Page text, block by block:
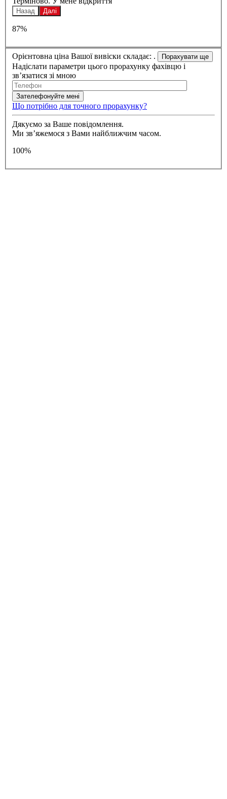
Назад Далі
87%
Орієнтовна ціна Вашої вивіски складає: .
Надіслати параметри цього прорахунку фахівцю і
зв’язатися зі мною
Що потрібно для точного прорахунку?
Дякуємо за Ваше повідомлення.
Ми зв’яжемося з Вами найближчим часом.
100%